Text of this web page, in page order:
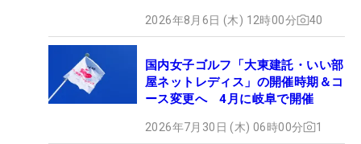
2026年8月6日 (木) 12時00分 40
国内女子ゴルフ「大東建託・いい部
屋ネットレディス」の開催時期＆コ
ース変更へ 4月に岐阜で開催
2026年7月30日 (木) 06時00分 1